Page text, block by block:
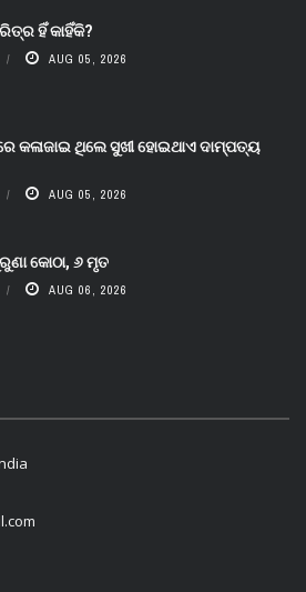
ହିଁ କାହିଁକି?
AUG 05, 2026
କଳାଜାଇ ଥିଲେ ସୁଖୀ ହୋଇଥାଏ ଦାମ୍ପତ୍ୟ
AUG 05, 2026
କୋଠା, ୬ ମୃତ
AUG 06, 2026